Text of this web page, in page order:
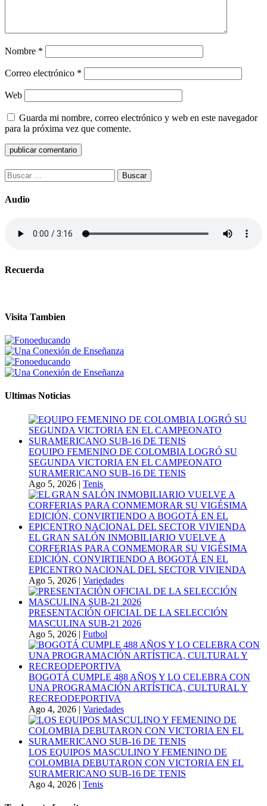
Nombre *
Correo electrónico *
Web
Guarda mi nombre, correo electrónico y web en este navegador
para la próxima vez que comente.
Buscar:
Audio
Recuerda
Visita Tambien
Ultimas Noticias
EQUIPO FEMENINO DE COLOMBIA LOGRÓ SU
SEGUNDA VICTORIA EN EL CAMPEONATO
SURAMERICANO SUB-16 DE TENIS
Ago 5, 2026 | Tenis
EL GRAN SALÓN INMOBILIARIO VUELVE A
CORFERIAS PARA CONMEMORAR SU VIGÉSIMA
EDICIÓN, CONVIRTIENDO A BOGOTÁ EN EL
EPICENTRO NACIONAL DEL SECTOR VIVIENDA
Ago 5, 2026 | Variedades
PRESENTACIÓN OFICIAL DE LA SELECCIÓN
MASCULINA SUB-21 2026
Ago 5, 2026 | Futbol
BOGOTÁ CUMPLE 488 AÑOS Y LO CELEBRA CON
UNA PROGRAMACIÓN ARTÍSTICA, CULTURAL Y
RECREODEPORTIVA
Ago 4, 2026 | Variedades
LOS EQUIPOS MASCULINO Y FEMENINO DE
COLOMBIA DEBUTARON CON VICTORIA EN EL
SURAMERICANO SUB-16 DE TENIS
Ago 4, 2026 | Tenis